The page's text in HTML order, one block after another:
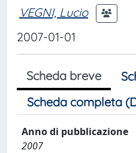
VEGNI, Lucio
2007-01-01
Scheda breve
Scheda completa
Anno di pubblicazione
2007